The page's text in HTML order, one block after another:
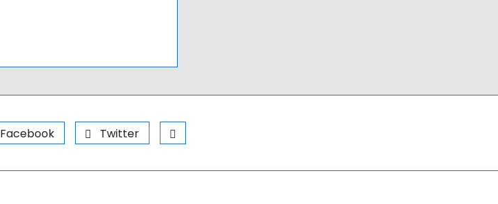
Facebook Twitter